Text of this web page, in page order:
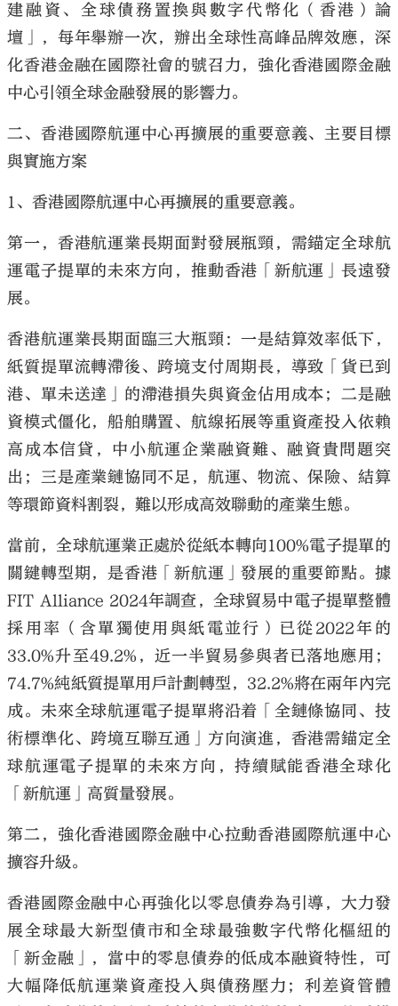
建融資、全球債務置換與數字代幣化（香港）論
壇」，每年舉辦一次，辦出全球性高峰品牌效應，深
化香港金融在國際社會的號召力，強化香港國際金融
中心引領全球金融發展的影響力。
二、香港國際航運中心再擴展的重要意義、主要目標
與實施方案
1、香港國際航運中心再擴展的重要意義。
第一，香港航運業長期面對發展瓶頸，需錨定全球航
運電子提單的未來方向，推動香港「新航運」長遠發
展。
香港航運業長期面臨三大瓶頸：一是結算效率低下，
紙質提單流轉滯後、跨境支付周期長，導致「貨已到
港、單未送達」的滯港損失與資金佔用成本；二是融
資模式僵化，船舶購置、航線拓展等重資產投入依賴
高成本信貸，中小航運企業融資難、融資貴問題突
出；三是產業鏈協同不足，航運、物流、保險、結算
等環節資料割裂，難以形成高效聯動的產業生態。
當前，全球航運業正處於從紙本轉向100%電子提單的
關鍵轉型期，是香港「新航運」發展的重要節點。據
FIT Alliance 2024年調查，全球貿易中電子提單整體
採用率（含單獨使用與紙電並行）已從2022年的
33.0%升至49.2%，近一半貿易參與者已落地應用；
74.7%純紙質提單用戶計劃轉型，32.2%將在兩年內完
成。未來全球航運電子提單將沿着「全鏈條協同、技
術標準化、跨境互聯互通」方向演進，香港需錨定全
球航運電子提單的未來方向，持續賦能香港全球化
「新航運」高質量發展。
第二，強化香港國際金融中心拉動香港國際航運中心
擴容升級。
香港國際金融中心再強化以零息債券為引導，大力發
展全球最大新型債市和全球最強數字代幣化樞紐的
「新金融」，當中的零息債券的低成本融資特性，可
大幅降低航運業資產投入與債務壓力；利差資管體